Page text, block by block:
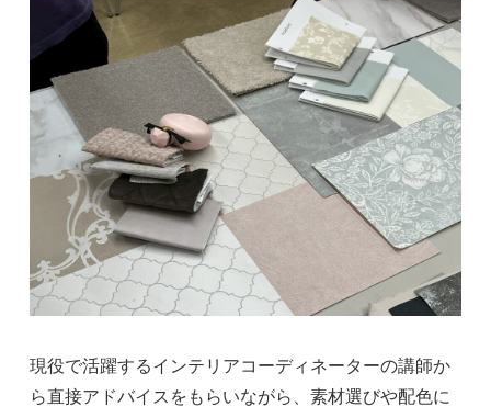
現役で活躍するインテリアコーディネーターの講師か
ら直接アドバイスをもらいながら、素材選びや配色に